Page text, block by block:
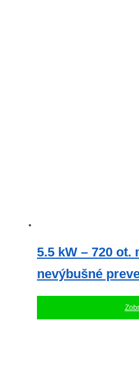
5.5 kW – 720 ot.
nevýbušné